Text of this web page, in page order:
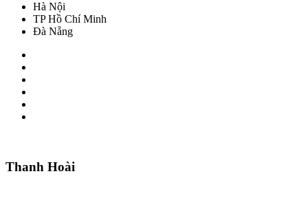
Hà Nội
TP Hồ Chí Minh
Đà Nẵng
Thanh Hoài